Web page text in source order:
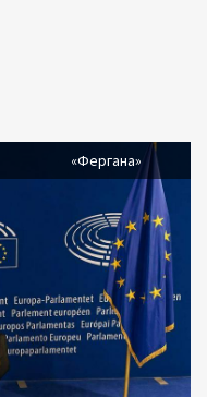
«Фергана»